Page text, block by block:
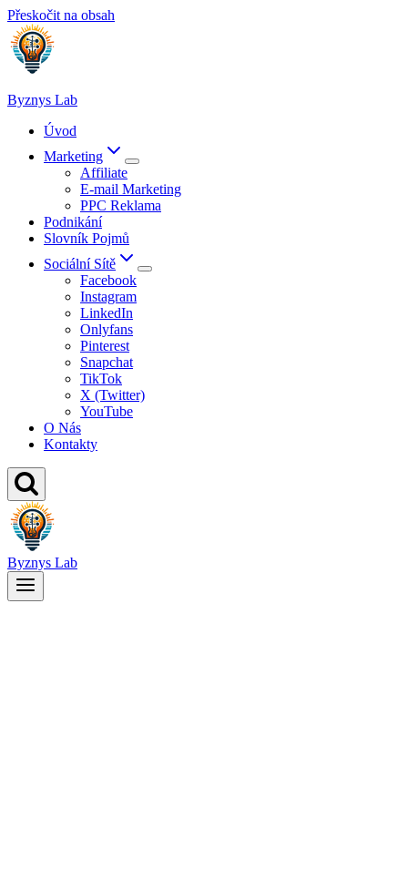
Přeskočit na obsah
Byznys Lab
Úvod
Marketing
Affiliate
E-mail Marketing
PPC Reklama
Podnikání
Slovník Pojmů
Sociální Sítě
Facebook
Instagram
LinkedIn
Onlyfans
Pinterest
Snapchat
TikTok
X (Twitter)
YouTube
O Nás
Kontakty
Byznys Lab